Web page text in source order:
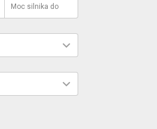
Moc silnika do